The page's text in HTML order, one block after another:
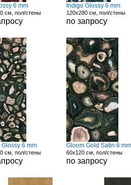
6 mm
см, пол/стены
Indigo Glossy 6 mm
120x280 см, пол/стены
по запросу
6 mm
см, пол/стены
Gloom Gold Satin 6 mm
60x120 см, пол/стены
по запросу